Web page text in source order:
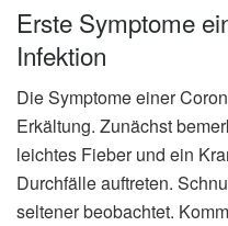
Erste Symptome
Infektion
Die Symptome einer
Erkältung. Zunächst
leichtes Fieber und ein
Durchfälle auftreten.
seltener beobachtet.